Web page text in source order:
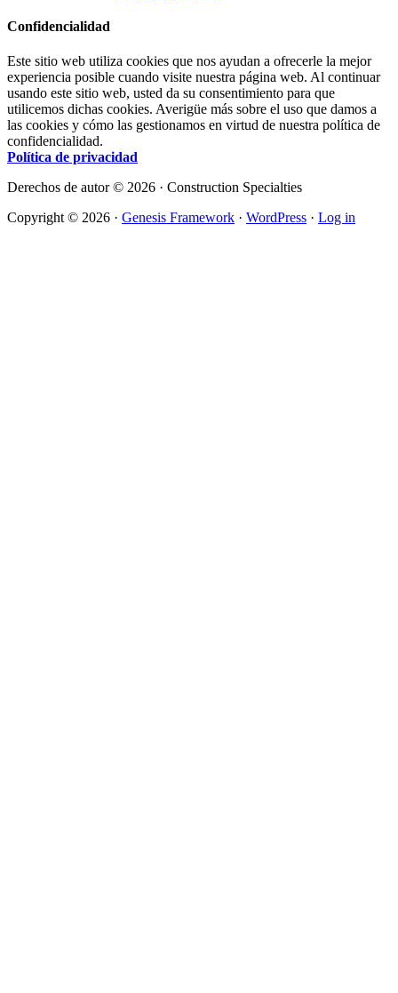
Confidencialidad
Este sitio web utiliza cookies que nos ayudan a ofrecerle la mejor
experiencia posible cuando visite nuestra página web. Al continuar
usando este sitio web, usted da su consentimiento para que
utilicemos dichas cookies. Averigüe más sobre el uso que damos a
las cookies y cómo las gestionamos en virtud de nuestra política de
confidencialidad.
Política de privacidad
Derechos de autor © 2026 · Construction Specialties
Copyright © 2026 · Genesis Framework · WordPress · Log in